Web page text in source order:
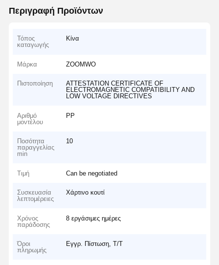
Περιγραφή Προϊόντων
Τόπος
καταγωγής
Κίνα
Μάρκα ZOOMWO
Πιστοποίηση
ATTESTATION CERTIFICATE OF
ELECTROMAGNETIC COMPATIBILITY AND
LOW VOLTAGE DIRECTIVES
Αριθμό
μοντέλου
PP
Ποσότητα
παραγγελίας
min
10
Τιμή Can be negotiated
Συσκευασία
λεπτομέρειες
Χάρτινο κουτί
Χρόνος
παράδοσης
8 εργάσιμες ημέρες
Όροι
πληρωμής
Εγγρ. Πίστωση, T/T